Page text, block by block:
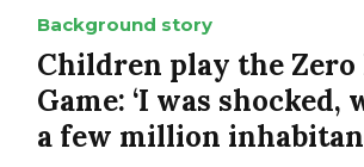
Background story
Children play the Zero
Game: ‘I was shocked,
a few million